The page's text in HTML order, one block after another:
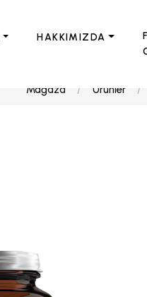
HAKKIMIZDA
Mağaza Ürünler